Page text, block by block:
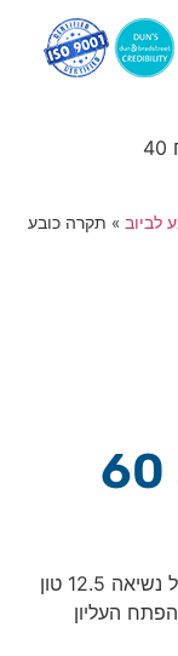
לביוב » תקרה כובע
תקרה כובע לתא 60
תקרה כובע לתא 60 פתח 40 כושר משקל נשיאה 12.5 טון
העליון